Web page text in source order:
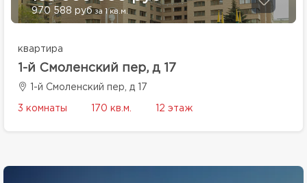
970 588 руб за 1 кв.м.
квартира
1-й Смоленский пер, д 17
1-й Смоленский пер, д 17
3 комнаты 170 кв.м. 12 этаж